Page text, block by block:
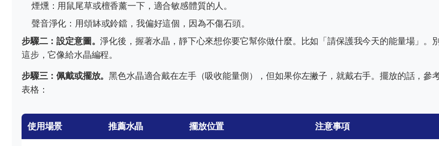
煙燻：用鼠尾草或檀香薰一下，適合敏感體質的人。
聲音淨化：用頌缽或鈴鐺，我偏好這個，因為不傷石頭。
步驟二：設定意圖。淨化後，握著水晶，靜下心來想你要它幫你做什麼。比如「請保護我今天的能量場」。
這步，它像給水晶編程。
步驟三：佩戴或擺放。黑色水晶適合戴在左手（吸收能量側），但如果你左撇子，就戴右手。擺放的話，參
表格：
使用場景 推薦水晶 擺放位置 注意事項